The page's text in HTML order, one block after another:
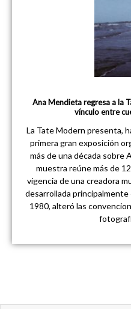
Ana Mendieta regresa a la
vínculo entre
La Tate Modern presenta,
primera gran exposición
más de una década sobre
muestra reúne más de
vigencia de una creadora
desarrollada
1980, alteró las